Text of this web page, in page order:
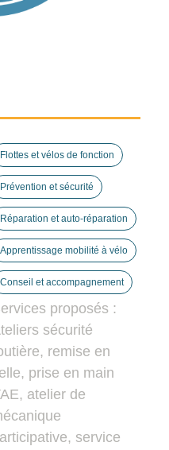
Flottes et vélos de fonction
Prévention et sécurité
Réparation et auto-réparation
Apprentissage mobilité à vélo
Conseil et accompagnement
proposés :
sécurité
remise en
prise en main
atelier de
service